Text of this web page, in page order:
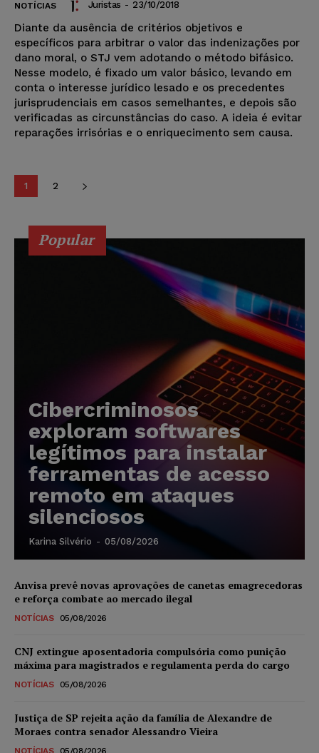
NOTÍCIAS Juristas - 23/10/2018
Diante da ausência de critérios objetivos e
específicos para arbitrar o valor das indenizações por
dano moral, o STJ vem adotando o método bifásico.
Nesse modelo, é fixado um valor básico, levando em
conta o interesse jurídico lesado e os precedentes
jurisprudenciais em casos semelhantes, e depois são
verificadas as circunstâncias do caso. A ideia é evitar
reparações irrisórias e o enriquecimento sem causa.
1 2
Popular
Cibercriminosos
exploram softwares
legítimos para instalar
ferramentas de acesso
remoto em ataques
silenciosos
Karina Silvério - 05/08/2026
Anvisa prevê novas aprovações de canetas emagrecedoras
e reforça combate ao mercado ilegal
NOTÍCIAS 05/08/2026
CNJ extingue aposentadoria compulsória como punição
máxima para magistrados e regulamenta perda do cargo
NOTÍCIAS 05/08/2026
Justiça de SP rejeita ação da família de Alexandre de
Moraes contra senador Alessandro Vieira
NOTÍCIAS 05/08/2026